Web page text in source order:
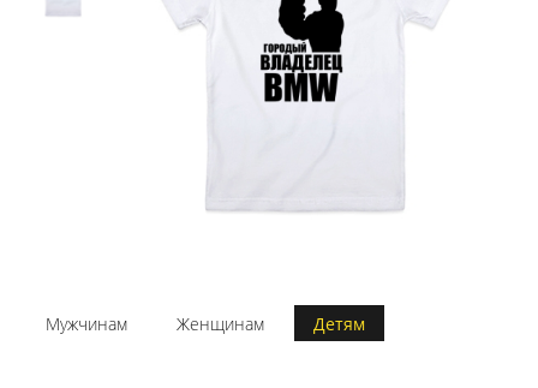
Мужчинам Женщинам Детям